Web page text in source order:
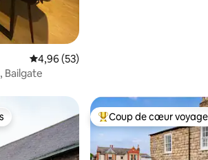
Évaluation moyenne sur la base de
4,96 (53)
Bailgate
Coups de cœur
Coup de cœur